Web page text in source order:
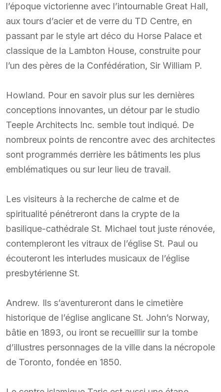
l’époque victorienne avec l’intournable Great Hall,
aux tours d’acier et de verre du TD Centre, en
passant par le style art déco du Horse Palace et
classique de la Lambton House, construite pour
l’un des pères de la Confédération, Sir William P.
Howland. Pour en savoir plus sur les dernières
conceptions innovantes, un détour par le studio
Teeple Architects Inc. semble tout indiqué. De
nombreux points de rencontre avec des architectes
sont programmés derrière les bâtiments les plus
emblématiques ou sur leur lieu de travail.
Les visiteurs à la recherche de calme et de
spiritualité pénétreront dans la crypte de la
basilique-cathédrale St. Michael tout juste rénovée,
contempleront les vitraux de l’église St. Paul ou
écouteront les interludes musicaux de l’église
presbytérienne St.
Andrew. Ils s’aventureront dans le cimetière
historique de l’église anglicane St. John’s Norway,
bâtie en 1893, ou iront se recueillir sur la tombe
d’illustres personnages de la ville dans la nécropole
de Toronto, fondée en 1850.